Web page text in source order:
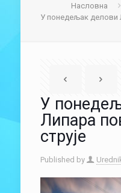
Насловна
У понедељак делови
У
Липара
струје
Published by